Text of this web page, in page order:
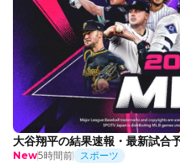
大谷翔平の結果速報・最新試合
New5時間前 スポーツ